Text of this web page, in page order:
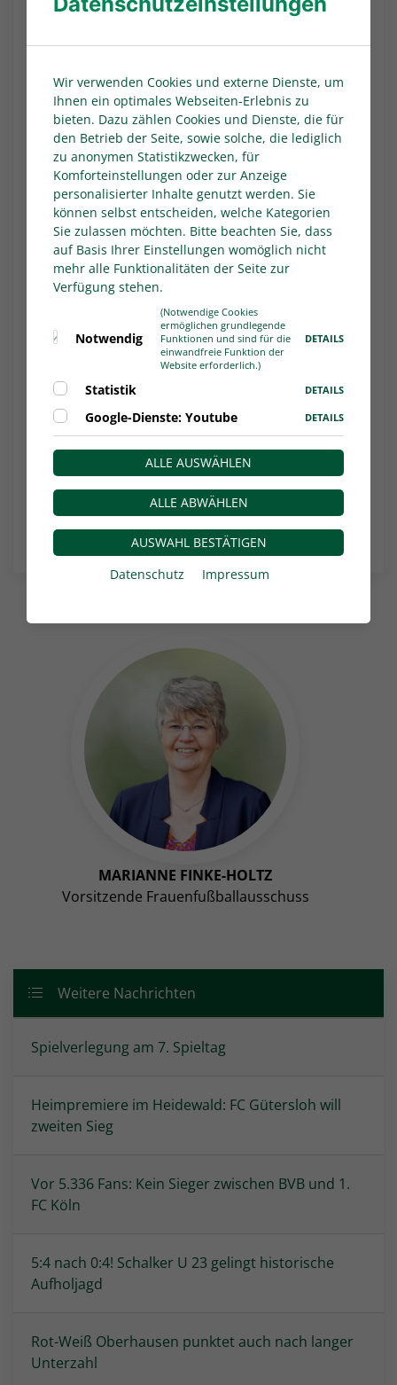
Ausblick auf die Frauen-Weltmeisterschaft
Vereinskampagne zur Euro 2024,
Gewaltprävention, Schiedsrichter*innen-
Kampagne
https://tv.dfb.de/video/strategie-2027-frauen-
im-fussball/34677/
Beim Austausch der Landesverbände mit Best-
practice-Beispielen) wurden in verschiedenen
Workshop-Phasen die Schwerpunkte
Entwicklung von Spielbetriebsangeboten
Frauen- und Mädchen (Freizeitfußball vs.
Spielbetrieb) sowie die Entwicklung von
Projekten im Frauen- und Mädchenfußball wie
Tag des Mädchenfußball, Frauen Leadership-
Programme, Sichtbarkeit von Frauen- und
Mädchenfußball steigern thematisiert.
Autor*in:WDFV.de
Strategie 2027: Frauen im Fußball: Hier geht
es zum Video auf der DFB-Homepage.
NACHRICHTEN-ÜBERSICHT
MARIANNE FINKE-HOLTZ
Vorsitzende Frauenfußballausschuss
Weitere Nachrichten
Spielverlegung am 7. Spieltag
Heimpremiere im Heidewald: FC Gütersloh will
zweiten Sieg
Vor 5.336 Fans: Kein Sieger zwischen BVB und 1.
FC Köln
5:4 nach 0:4! Schalker U 23 gelingt historische
Aufholjagd
Rot-Weiß Oberhausen punktet auch nach langer
Unterzahl
Wir verwenden Cookies und externe Dienste, um
Ihnen ein optimales Webseiten-Erlebnis zu
bieten. Dazu zählen Cookies und Dienste, die für
den Betrieb der Seite, sowie solche, die lediglich
zu anonymen Statistikzwecken, für
Komforteinstellungen oder zur Anzeige
personalisierter Inhalte genutzt werden. Sie
können selbst entscheiden, welche Kategorien
Sie zulassen möchten. Bitte beachten Sie, dass
auf Basis Ihrer Einstellungen womöglich nicht
mehr alle Funktionalitäten der Seite zur
Verfügung stehen.
Notwendig
(Notwendige Cookies
ermöglichen grundlegende
Funktionen und sind für die
einwandfreie Funktion der
Website erforderlich.)
DETAILS
Statistik DETAILS
Google-Dienste: Youtube DETAILS
ALLE AUSWÄHLEN
ALLE ABWÄHLEN
AUSWAHL BESTÄTIGEN
Datenschutz
Impressum